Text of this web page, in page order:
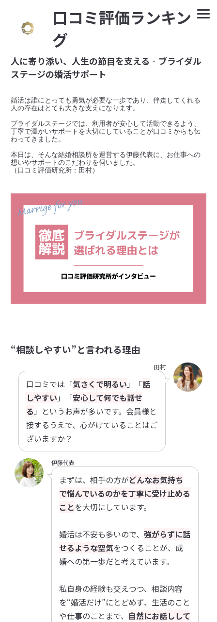
⼝コミ評価ランキン
グ
人に寄り添い、人生の節目を支える‐ブライダル
ステージの婚活サポート
婚活は誰にとっても勇気が必要な一歩であり、伴走してくれる
人の存在はとても大きな支えになります。
ブライダルステージでは、利用者が安心して活動できるよう、
丁寧で温かいサポートを大切にしていることが口コミからも伝
わってきました。
本日は、そんな結婚相談所を運営する伊藤代表に、お仕事への
想いやサポートのこだわりを伺いました。
“相談しやすい”と言われる理由
田村
口コミでは「気さくで明るい 」「話
しやすい 」「安心して何でも話せ
る 」というお声が多いです。会員様と
接するうえで、心がけていることはご
ざいますか？
伊藤代表
まずは、相手の方がどんなお気持ち
で悩んでいるのかを丁寧に受け止める
ことを大切にしています。
婚活は不安も多いので、強がらずに話
せるような空気をつくることが、成
婚への第一歩だと考えています。
私自身の経験も交えつつ、相談内容
を“婚活だけ”にとどめず、生活のこと
や仕事のことまで、 自然にお話しして